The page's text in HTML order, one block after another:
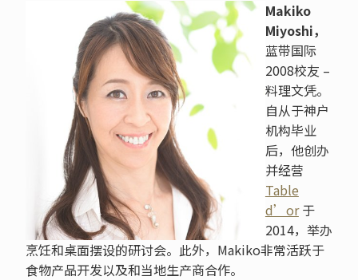
Makiko
Miyoshi，
蓝带国际
2008校友 –
料理文凭。
自从于神户
机构毕业
后，他创办
并经营
Table
d’or于
2014，举办
烹饪和桌面摆设的研讨会。此外，Makiko非常活跃于
食物产品开发以及和当地生产商合作。